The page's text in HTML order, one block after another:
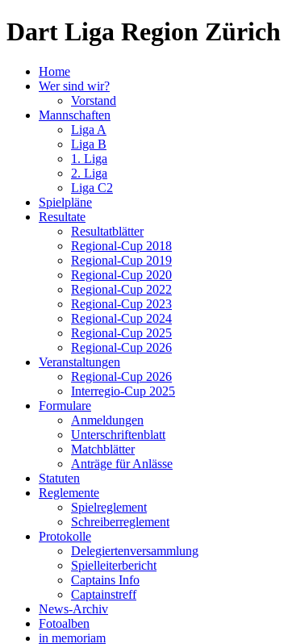
Dart Liga Region Zürich
Home
Wer sind wir?
Vorstand
Mannschaften
Liga A
Liga B
1. Liga
2. Liga
Liga C2
Spielpläne
Resultate
Resultatblätter
Regional-Cup 2018
Regional-Cup 2019
Regional-Cup 2020
Regional-Cup 2022
Regional-Cup 2023
Regional-Cup 2024
Regional-Cup 2025
Regional-Cup 2026
Veranstaltungen
Regional-Cup 2026
Interregio-Cup 2025
Formulare
Anmeldungen
Unterschriftenblatt
Matchblätter
Anträge für Anlässe
Statuten
Reglemente
Spielreglement
Schreiberreglement
Protokolle
Delegiertenversammlung
Spielleiterbericht
Captains Info
Captainstreff
News-Archiv
Fotoalben
in memoriam